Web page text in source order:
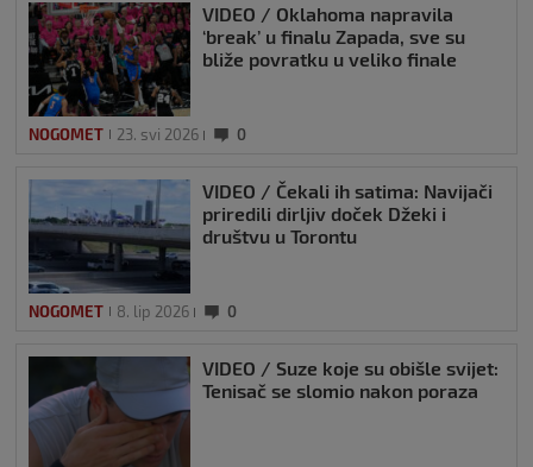
VIDEO / Oklahoma napravila
‘break’ u finalu Zapada, sve su
bliže povratku u veliko finale
NOGOMET 23. svi 2026 0
VIDEO / Čekali ih satima: Navijači
priredili dirljiv doček Džeki i
društvu u Torontu
NOGOMET 8. lip 2026 0
VIDEO / Suze koje su obišle svijet:
Tenisač se slomio nakon poraza